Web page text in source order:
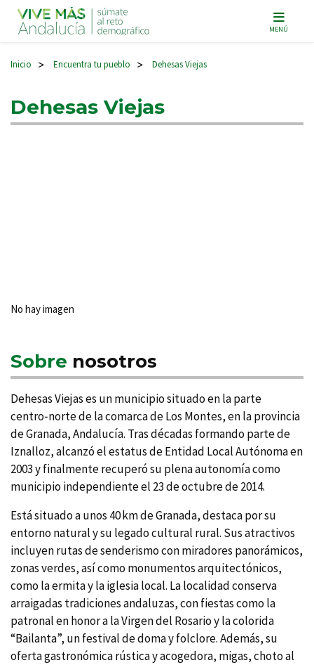
Navegación principal MENÚ
Inicio > Encuentra tu pueblo > Dehesas Viejas
Dehesas Viejas
No hay imagen
Sobre nosotros
Dehesas Viejas es un municipio situado en la parte
centro‑norte de la comarca de Los Montes, en la provincia
de Granada, Andalucía. Tras décadas formando parte de
Iznalloz, alcanzó el estatus de Entidad Local Autónoma en
2003 y finalmente recuperó su plena autonomía como
municipio independiente el 23 de octubre de 2014.
Está situado a unos 40 km de Granada, destaca por su
entorno natural y su legado cultural rural. Sus atractivos
incluyen rutas de senderismo con miradores panorámicos,
zonas verdes, así como monumentos arquitectónicos,
como la ermita y la iglesia local. La localidad conserva
arraigadas tradiciones andaluzas, con fiestas como la
patronal en honor a la Virgen del Rosario y la colorida
“Bailanta”, un festival de doma y folclore. Además, su
oferta gastronómica rústica y acogedora, migas, choto al